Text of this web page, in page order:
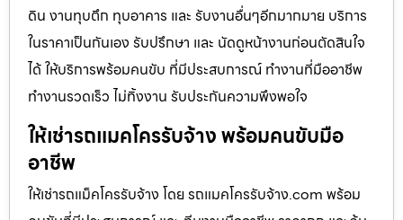
ดิน งานทุบตึก ทุบอาคาร และ รับงานอื่นๆอีกมากมาย บริการ
ในราคาเป็นกันเอง รับปรึกษา และ นัดดูหน้างานก่อนตัดสินใจ
ได้ ให้บริการพร้อมคนขับ ที่มีประสบการณ์ ทำงานที่มืออาชีพ
ทำงานรวดเร็ว ไม่ทิ้งงาน รับประกันความพึงพอใจ
ให้เช่ารถแมคโครรับจ้าง พร้อมคนขับมือ
อาชีพ
ให้เช่ารถแม็คโครรับจ้าง โดย รถแมคโครรับจ้าง.com พร้อม